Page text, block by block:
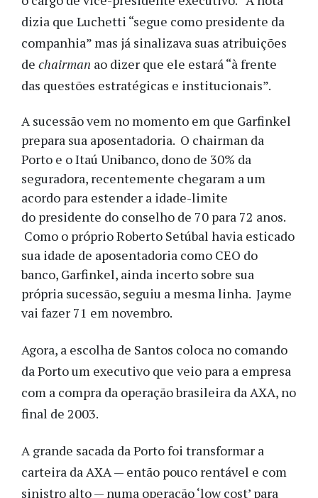
dizia que Luchetti “segue como presidente da
companhia” mas já sinalizava suas atribuições
de chairman ao dizer que ele estará “à frente
das questões estratégicas e institucionais”.
A sucessão vem no momento em que Garfinkel
prepara sua aposentadoria. O chairman da
Porto e o Itaú Unibanco, dono de 30% da
seguradora, recentemente chegaram a um
acordo para estender a idade-limite
do presidente do conselho de 70 para 72 anos.
Como o próprio Roberto Setúbal havia esticado
sua idade de aposentadoria como CEO do
banco, Garfinkel, ainda incerto sobre sua
própria sucessão, seguiu a mesma linha. Jayme
vai fazer 71 em novembro.
Agora, a escolha de Santos coloca no comando
da Porto um executivo que veio para a empresa
com a compra da operação brasileira da AXA, no
final de 2003.
A grande sacada da Porto foi transformar a
carteira da AXA — então pouco rentável e com
sinistro alto — numa operação ‘low cost’ para